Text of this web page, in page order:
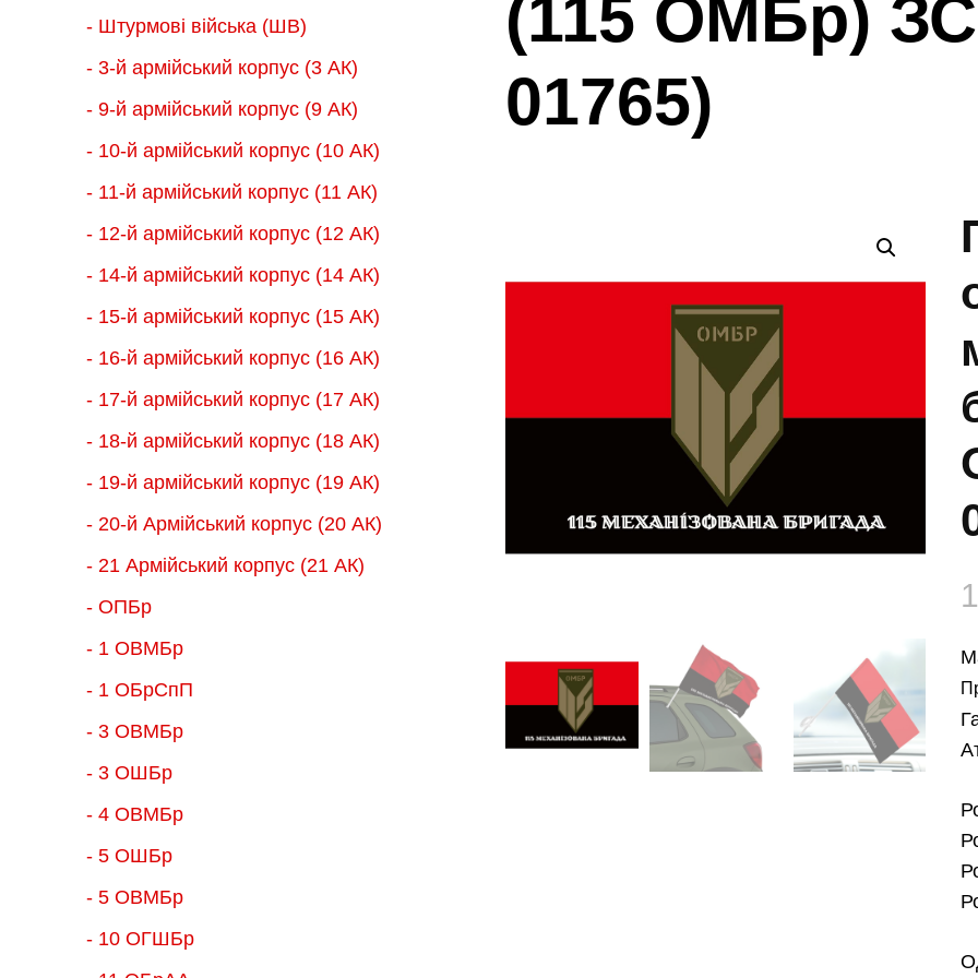
(115 ОМБр)
01765)
- Штурмові війська (ШВ)
- 3-й армійський корпус (3 АК)
- 9-й армійський корпус (9 АК)
- 10-й армійський корпус (10 АК)
- 11-й армійський корпус (11 АК)
- 12-й армійський корпус (12 АК)
- 14-й армійський корпус (14 АК)
- 15-й армійський корпус (15 АК)
- 16-й армійський корпус (16 АК)
- 17-й армійський корпус (17 АК)
- 18-й армійський корпус (18 AК)
- 19-й армійський корпус (19 АК)
- 20-й Армійський корпус (20 АК)
- 21 Армійський корпус (21 АК)
- ОПБр
- 1 ОВМБр
- 1 ОБрСпП
- 3 ОВМБр
- 3 ОШБр
- 4 ОВМБр
- 5 ОШБр
- 5 ОВМБр
- 10 ОГШБр